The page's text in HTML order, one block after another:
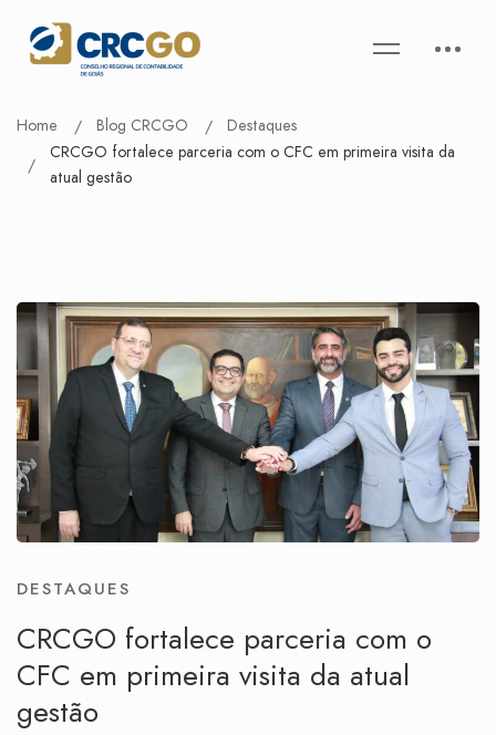
Home Blog CRCGO
Destaques
CRCGO fortalece parceria com o CFC em primeira visita da
atual gestão
DESTAQUES
CRCGO fortalece parceria com o
CFC em primeira visita da atual
gestão